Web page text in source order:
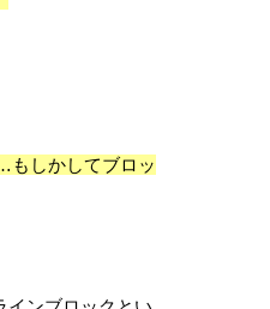
もしかしてブロッ